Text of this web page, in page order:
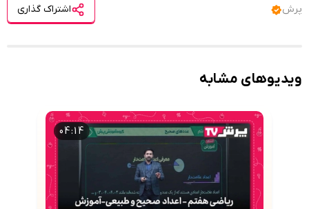
پرش اشتراک گذاری
ویدیوهای مشابه
04:14